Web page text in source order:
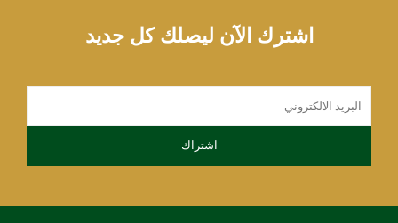
اشترك الآن ليصلك كل جديد